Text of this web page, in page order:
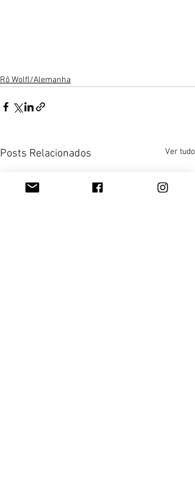
Rô Wolfl/Alemanha
Posts Relacionados Ver tudo